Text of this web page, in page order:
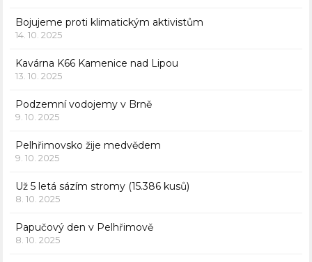
Bojujeme proti klimatickým aktivistům
14. 10. 2025
Kavárna K66 Kamenice nad Lipou
13. 10. 2025
Podzemní vodojemy v Brně
9. 10. 2025
Pelhřimovsko žije medvědem
9. 10. 2025
Už 5 letá sázím stromy (15.386 kusů)
8. 10. 2025
Papučový den v Pelhřimově
8. 10. 2025